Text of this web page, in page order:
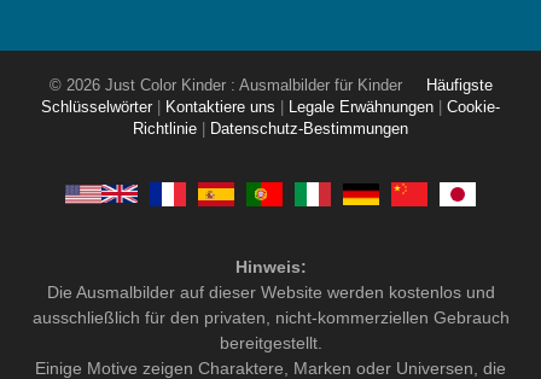
© 2026 Just Color Kinder : Ausmalbilder für Kinder
Häufigste
Schlüsselwörter
Kontaktiere uns Legale Erwähnungen
Cookie-
Richtlinie
Datenschutz-Bestimmungen
Hinweis:
Die Ausmalbilder auf dieser Website werden kostenlos und
ausschließlich für den privaten, nicht-kommerziellen Gebrauch
bereitgestellt.
Einige Motive zeigen Charaktere, Marken oder Universen, die